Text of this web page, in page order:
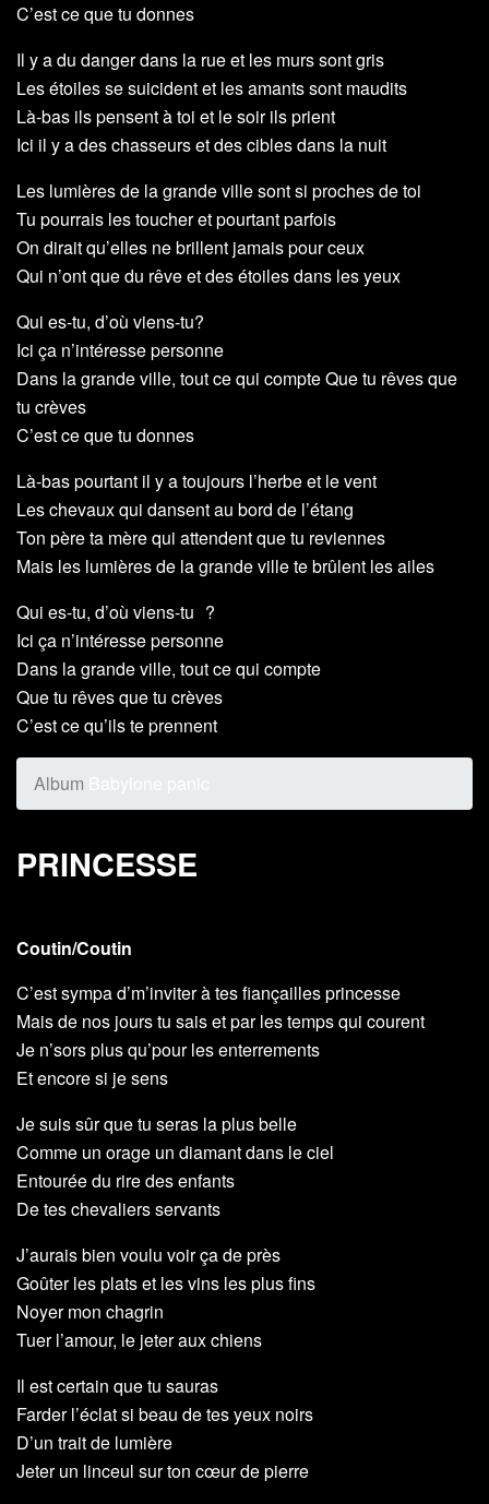
C’est ce que tu donnes
Il y a du danger dans la rue et les murs sont gris
Les étoiles se suicident et les amants sont maudits
Là-bas ils pensent à toi et le soir ils prient
Ici il y a des chasseurs et des cibles dans la nuit
Les lumières de la grande ville sont si proches de toi
Tu pourrais les toucher et pourtant parfois
On dirait qu’elles ne brillent jamais pour ceux
Qui n’ont que du rêve et des étoiles dans les yeux
Qui es-tu, d’où viens-tu?
Ici ça n’intéresse personne
Dans la grande ville, tout ce qui compte Que tu rêves que
tu crèves
C’est ce que tu donnes
Là-bas pourtant il y a toujours l’herbe et le vent
Les chevaux qui dansent au bord de l’étang
Ton père ta mère qui attendent que tu reviennes
Mais les lumières de la grande ville te brûlent les ailes
Qui es-tu, d’où viens-tu ?
Ici ça n’intéresse personne
Dans la grande ville, tout ce qui compte
Que tu rêves que tu crèves
C’est ce qu’ils te prennent
Album
PRINCESSE
Coutin/Coutin
C’est sympa d’m’inviter à tes fiançailles princesse
Mais de nos jours tu sais et par les temps qui courent
Je n’sors plus qu’pour les enterrements
Et encore si je sens
Je suis sûr que tu seras la plus belle
Comme un orage un diamant dans le ciel
Entourée du rire des enfants
De tes chevaliers servants
J’aurais bien voulu voir ça de près
Goûter les plats et les vins les plus fins
Noyer mon chagrin
Tuer l’amour, le jeter aux chiens
Il est certain que tu sauras
Farder l’éclat si beau de tes yeux noirs
D’un trait de lumière
Jeter un linceul sur ton cœur de pierre